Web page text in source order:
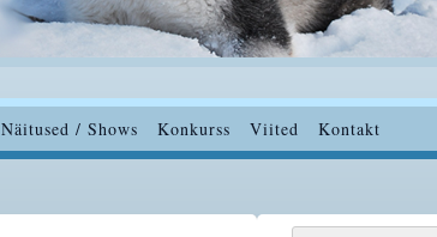
Näitused / Shows Konkurss Viited Kontakt
Otsi: